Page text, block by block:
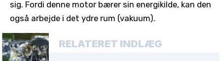
sig. Fordi denne motor bærer sin energikilde, kan den
også arbejde i det ydre rum (vakuum).
RELATERET INDLÆG